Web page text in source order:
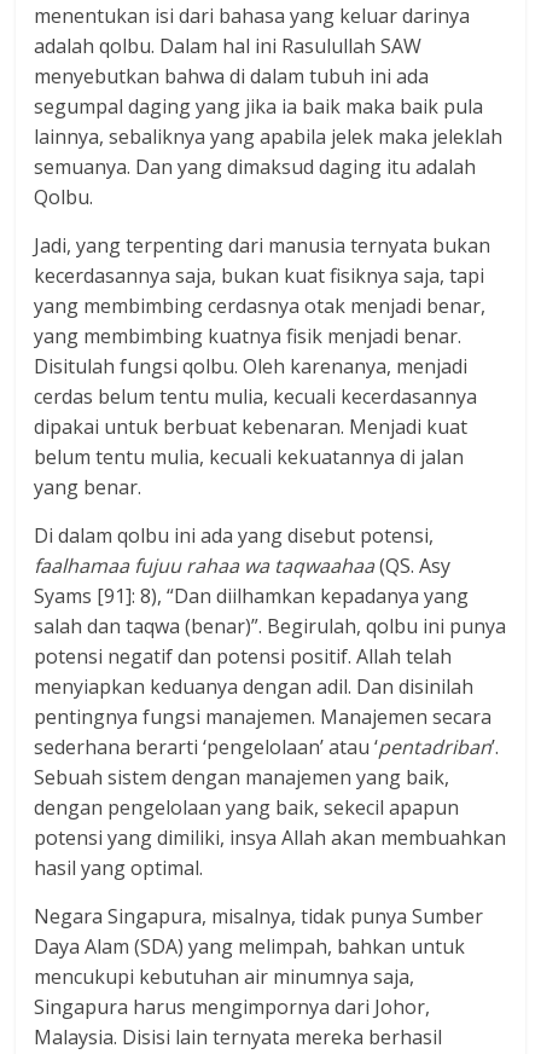
menentukan isi dari bahasa yang keluar darinya
adalah qolbu. Dalam hal ini Rasulullah SAW
menyebutkan bahwa di dalam tubuh ini ada
segumpal daging yang jika ia baik maka baik pula
lainnya, sebaliknya yang apabila jelek maka jeleklah
semuanya. Dan yang dimaksud daging itu adalah
Qolbu.
Jadi, yang terpenting dari manusia ternyata bukan
kecerdasannya saja, bukan kuat fisiknya saja, tapi
yang membimbing cerdasnya otak menjadi benar,
yang membimbing kuatnya fisik menjadi benar.
Disitulah fungsi qolbu. Oleh karenanya, menjadi
cerdas belum tentu mulia, kecuali kecerdasannya
dipakai untuk berbuat kebenaran. Menjadi kuat
belum tentu mulia, kecuali kekuatannya di jalan
yang benar.
Di dalam qolbu ini ada yang disebut potensi,
faalhamaa fujuu rahaa wa taqwaahaa(QS. Asy
Syams [91]: 8), “Dan diilhamkan kepadanya yang
salah dan taqwa (benar)”. Begirulah, qolbu ini punya
potensi negatif dan potensi positif. Allah telah
menyiapkan keduanya dengan adil. Dan disinilah
pentingnya fungsi manajemen. Manajemen secara
sederhana berarti ‘pengelolaan’ atau ‘pentadriban’.
Sebuah sistem dengan manajemen yang baik,
dengan pengelolaan yang baik, sekecil apapun
potensi yang dimiliki, insya Allah akan membuahkan
hasil yang optimal.
Negara Singapura, misalnya, tidak punya Sumber
Daya Alam (SDA) yang melimpah, bahkan untuk
mencukupi kebutuhan air minumnya saja,
Singapura harus mengimpornya dari Johor,
Malaysia. Disisi lain ternyata mereka berhasil